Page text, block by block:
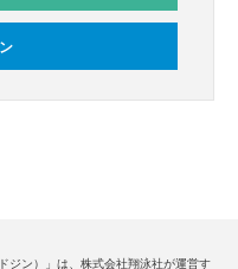
ジン）」は、株式会社翔泳社が運営す